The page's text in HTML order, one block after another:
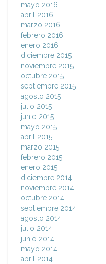
mayo 2016
abril 2016
marzo 2016
febrero 2016
enero 2016
diciembre 2015
noviembre 2015
octubre 2015
septiembre 2015
agosto 2015
julio 2015
junio 2015
mayo 2015
abril 2015
marzo 2015
febrero 2015
enero 2015
diciembre 2014
noviembre 2014
octubre 2014
septiembre 2014
agosto 2014
julio 2014
junio 2014
mayo 2014
abril 2014